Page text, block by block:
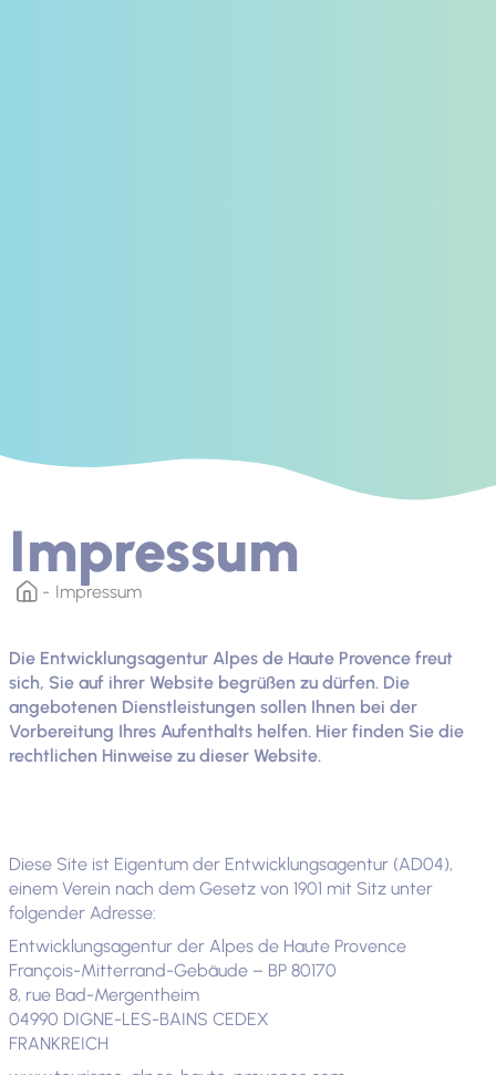
Impressum
Impressum
Die Entwicklungsagentur Alpes de Haute Provence freut
sich, Sie auf ihrer Website begrüßen zu dürfen. Die
angebotenen Dienstleistungen sollen Ihnen bei der
Vorbereitung Ihres Aufenthalts helfen. Hier finden Sie die
rechtlichen Hinweise zu dieser Website.
Diese Site ist Eigentum der Entwicklungsagentur (AD04),
einem Verein nach dem Gesetz von 1901 mit Sitz unter
folgender Adresse:
Entwicklungsagentur der Alpes de Haute Provence
François-Mitterrand-Gebäude – BP 80170
8, rue Bad-Mergentheim
04990 DIGNE-LES-BAINS CEDEX
FRANKREICH